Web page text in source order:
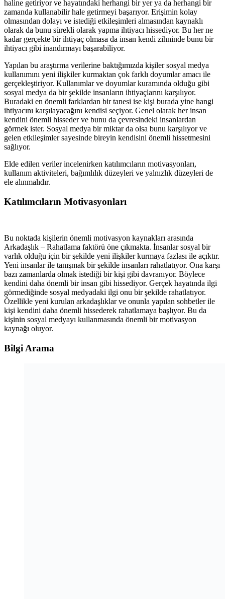
haline getiriyor ve hayatındaki herhangi bir yer ya da herhangi bir
zamanda kullanabilir hale getirmeyi başarıyor. Erişimin kolay
olmasından dolayı ve istediği etkileşimleri almasından kaynaklı
olarak da bunu sürekli olarak yapma ihtiyacı hissediyor. Bu her ne
kadar gerçekte bir ihtiyaç olmasa da insan kendi zihninde bunu bir
ihtiyacı gibi inandırmayı başarabiliyor.
Yapılan bu araştırma verilerine baktığımızda kişiler sosyal medya
kullanımını yeni ilişkiler kurmaktan çok farklı doyumlar amacı ile
gerçekleştiriyor. Kullanımlar ve doyumlar kuramında olduğu gibi
sosyal medya da bir şekilde insanların ihtiyaçlarını karşılıyor.
Buradaki en önemli farklardan bir tanesi ise kişi burada yine hangi
ihtiyacını karşılayacağını kendisi seçiyor. Genel olarak her insan
kendini önemli hisseder ve bunu da çevresindeki insanlardan
görmek ister. Sosyal medya bir miktar da olsa bunu karşılıyor ve
gelen etkileşimler sayesinde bireyin kendisini önemli hissetmesini
sağlıyor.
Elde edilen veriler incelenirken katılımcıların motivasyonları,
kullanım aktiviteleri, bağımlılık düzeyleri ve yalnızlık düzeyleri de
ele alınmalıdır.
Katılımcıların Motivasyonları
Bu noktada kişilerin önemli motivasyon kaynakları arasında
Arkadaşlık – Rahatlama faktörü öne çıkmakta. İnsanlar sosyal bir
varlık olduğu için bir şekilde yeni ilişkiler kurmaya fazlası ile açıktır.
Yeni insanlar ile tanışmak bir şekilde insanları rahatlatıyor. Ona karşı
bazı zamanlarda olmak istediği bir kişi gibi davranıyor. Böylece
kendini daha önemli bir insan gibi hissediyor. Gerçek hayatında ilgi
görmediğinde sosyal medyadaki ilgi onu bir şekilde rahatlatıyor.
Özellikle yeni kurulan arkadaşlıklar ve onunla yapılan sohbetler ile
kişi kendini daha önemli hissederek rahatlamaya başlıyor. Bu da
kişinin sosyal medyayı kullanmasında önemli bir motivasyon
kaynağı oluyor.
Bilgi Arama